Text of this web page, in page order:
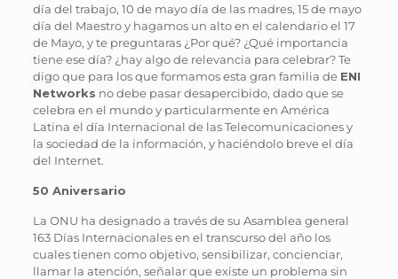
día del trabajo, 10 de mayo día de las madres, 15 de mayo
día del Maestro y hagamos un alto en el calendario el 17
de Mayo, y te preguntaras ¿Por qué? ¿Qué importancia
tiene ese día? ¿hay algo de relevancia para celebrar? Te
digo que para los que formamos esta gran familia de ENI
Networks no debe pasar desapercibido, dado que se
celebra en el mundo y particularmente en América
Latina el día Internacional de las Telecomunicaciones y
la sociedad de la información, y haciéndolo breve el día
del Internet.
50 Aniversario
La ONU ha designado a través de su Asamblea general
163 Días Internacionales en el transcurso del año los
cuales tienen como objetivo, sensibilizar, concienciar,
llamar la atención, señalar que existe un problema sin